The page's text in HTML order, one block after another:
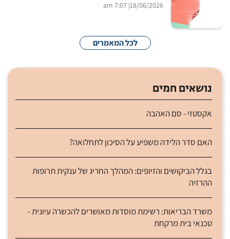
18/06/2026
| 7:07 am
לכל המאמרים
נושאים חמים
אקסטזי - סם האהבה
האם סדר הלידה משפיע על הסיכון לתחלואה?
בגלל הביקושים והזיופים: המהלך החריג של ענקית תרופות
ההרזיה
משרד הבריאות: רשימת מוסדות מאושרים להכשרה עיונית -
טכנאי בית מרקחת